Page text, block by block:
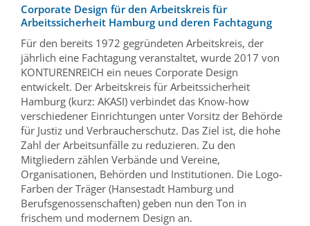
Corporate Design für den Arbeitskreis für
Arbeitssicherheit Hamburg und deren Fachtagung
Für den bereits 1972 gegründeten Arbeitskreis, der
jährlich eine Fachtagung veranstaltet, wurde 2017 von
KONTURENREICH ein neues Corporate Design
entwickelt. Der Arbeitskreis für Arbeitssicherheit
Hamburg (kurz: AKASI) verbindet das Know-how
verschiedener Einrichtungen unter Vorsitz der Behörde
für Justiz und Verbraucherschutz. Das Ziel ist, die hohe
Zahl der Arbeitsunfälle zu reduzieren. Zu den
Mitgliedern zählen Verbände und Vereine,
Organisationen, Behörden und Institutionen. Die Logo-
Farben der Träger (Hansestadt Hamburg und
Berufsgenossenschaften) geben nun den Ton in
frischem und modernem Design an.